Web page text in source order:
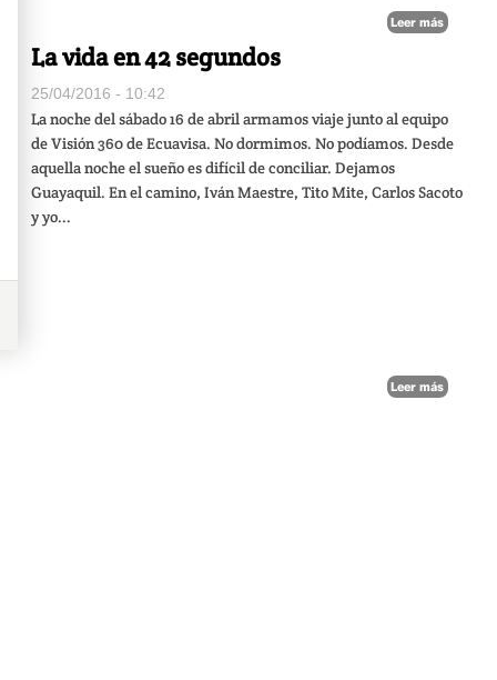
Leer más
La vida en 42 segundos
25/04/2016 - 10:42
La noche del sábado 16 de abril armamos viaje junto al equipo
de Visión 360 de Ecuavisa. No dormimos. No podíamos. Desde
aquella noche el sueño es difícil de conciliar. Dejamos
Guayaquil. En el camino, Iván Maestre, Tito Mite, Carlos Sacoto
y yo...
Leer más